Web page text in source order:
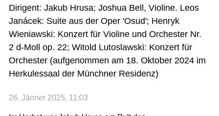
Dirigent: Jakub Hrusa; Joshua Bell, Violine. Leos
Janácek: Suite aus der Oper 'Osud'; Henryk
Wieniawski: Konzert für Violine und Orchester Nr.
2 d-Moll op. 22; Witold Lutoslawski: Konzert für
Orchester (aufgenommen am 18. Oktober 2024 im
Herkulessaal der Münchner Residenz)
26. Jänner 2025, 11:03